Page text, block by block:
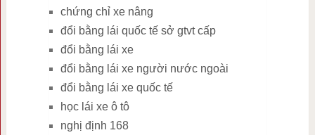
chứng chỉ xe nâng
đổi bằng lái quốc tế sở gtvt cấp
đổi bằng lái xe
đổi bằng lái xe người nước ngoài
đổi bằng lái xe quốc tế
học lái xe ô tô
nghị định 168